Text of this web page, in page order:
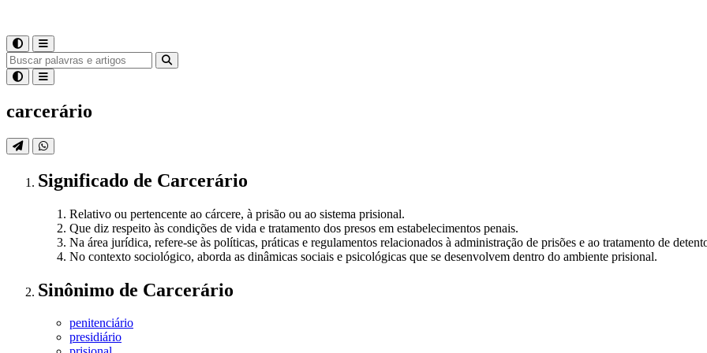
carcerário
Significado de Carcerário
Relativo ou pertencente ao cárcere, à prisão ou ao sistema prisional.
Que diz respeito às condições de vida e tratamento dos presos em estabelecimentos penais.
Na área jurídica, refere-se às políticas, práticas e regulamentos relacionados à administração de prisões e ao tratamento de
No contexto sociológico, aborda as dinâmicas sociais e psicológicas que se desenvolvem dentro do ambiente prisional.
Sinônimo de Carcerário
penitenciário
presidiário